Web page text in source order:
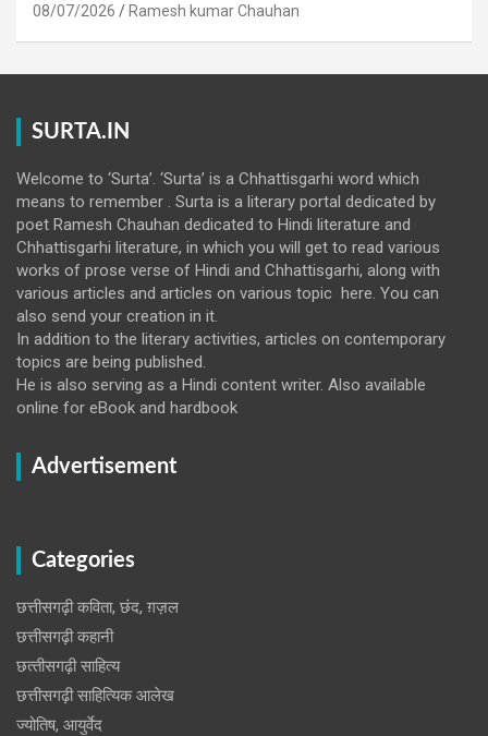
08/07/2026 Ramesh kumar Chauhan
SURTA.IN
Welcome to ‘Surta’. ‘Surta’ is a Chhattisgarhi word which
means to remember . Surta is a literary portal dedicated by
poet Ramesh Chauhan dedicated to Hindi literature and
Chhattisgarhi literature, in which you will get to read various
works of prose verse of Hindi and Chhattisgarhi, along with
various articles and articles on various topic here. You can
also send your creation in it.
In addition to the literary activities, articles on contemporary
topics are being published.
He is also serving as a Hindi content writer. Also available
online for eBook and hardbook
Advertisement
Categories
छत्तीसगढ़ी कविता, छंद, ग़ज़ल
छत्तीसगढ़ी कहानी
छत्‍तीसगढ़ी साहित्‍य
छत्तीसगढ़ी साहित्यिक आलेख
ज्योतिष, आयुर्वेद